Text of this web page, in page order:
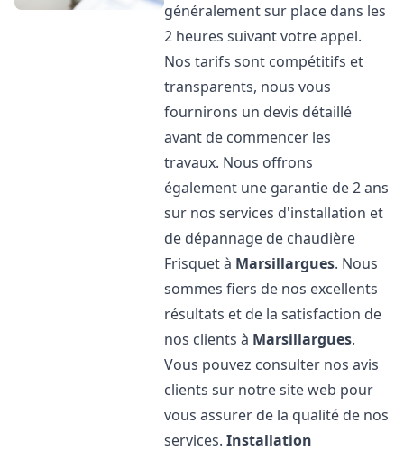
généralement sur place dans les
2 heures suivant votre appel.
Nos tarifs sont compétitifs et
transparents, nous vous
fournirons un devis détaillé
avant de commencer les
travaux. Nous offrons
également une garantie de 2 ans
sur nos services d'installation et
de dépannage de chaudière
Frisquet à Marsillargues. Nous
sommes fiers de nos excellents
résultats et de la satisfaction de
nos clients à Marsillargues.
Vous pouvez consulter nos avis
clients sur notre site web pour
vous assurer de la qualité de nos
services.Installation